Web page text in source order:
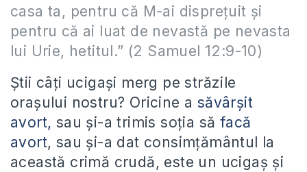
casa ta, pentru că M-ai dispreţuit şi
pentru că ai luat de nevastă pe nevasta
lui Urie, hetitul.” (2 Samuel 12:9-10)
Ştii câţi ucigaşi merg pe străzile
oraşului nostru? Oricine a săvârşit
avort, sau şi-a trimis soţia să facă
avort, sau şi-a dat consimţământul la
această crimă crudă, este un ucigaş şi